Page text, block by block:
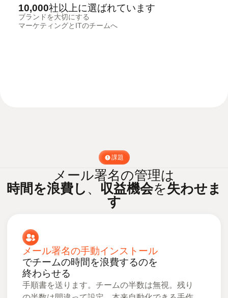
10,000社以上に選ばれています
ブランドを大切にする
マーケティングとITのチームへ
課題
メール署名の管理は
時間を浪費し 、 収益機会を失わせま
す
メール署名の手動インストール
でチームの時間を浪費するのを
終わらせる
手順書を送ります。チームの半数は無視。残り